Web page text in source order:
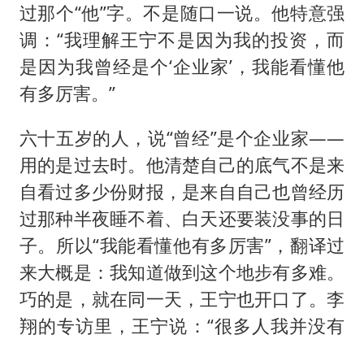
过那个“他”字。不是随口一说。他特意强
调：“我理解王宁不是因为我的投资，而
是因为我曾经是个‘企业家’，我能看懂他
有多厉害。”
六十五岁的人，说“曾经”是个企业家——
用的是过去时。他清楚自己的底气不是来
自看过多少份财报，是来自自己也曾经历
过那种半夜睡不着、白天还要装没事的日
子。所以“我能看懂他有多厉害”，翻译过
来大概是：我知道做到这个地步有多难。
巧的是，就在同一天，王宁也开口了。李
翔的专访里，王宁说：“很多人我并没有